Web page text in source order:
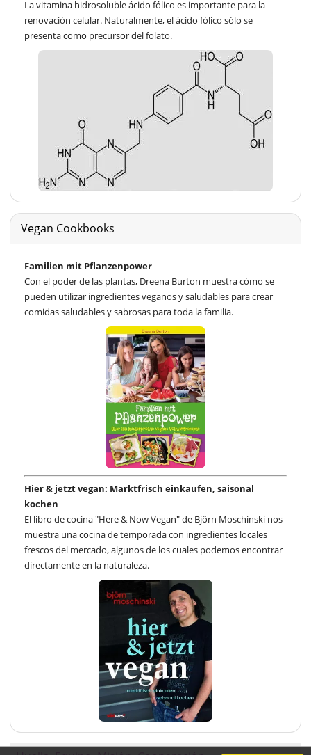
La vitamina hidrosoluble ácido fólico es importante para la
renovación celular. Naturalmente, el ácido fólico sólo se
presenta como precursor del folato.
Vegan Cookbooks
Familien mit Pflanzenpower
Con el poder de las plantas, Dreena Burton muestra cómo se
pueden utilizar ingredientes veganos y saludables para crear
comidas saludables y sabrosas para toda la familia.
Hier & jetzt vegan: Marktfrisch einkaufen, saisonal
kochen
El libro de cocina "Here & Now Vegan" de Björn Moschinski nos
muestra una cocina de temporada con ingredientes locales
frescos del mercado, algunos de los cuales podemos encontrar
directamente en la naturaleza.